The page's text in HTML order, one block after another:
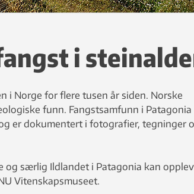
i
i Norge for flere tusen år siden. Norske
funn. Fangstsamfunn i Patagonia
er dokumentert i fotografier, tegninger
særlig Ildlandet i Patagonia kan
Vitenskapsmuseet.